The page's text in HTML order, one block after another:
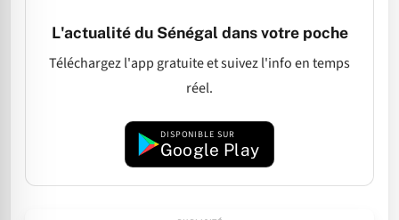
L'actualité du Sénégal dans votre poche
Téléchargez l'app gratuite et suivez l'info en temps
réel.
DISPONIBLE SUR
Google Play